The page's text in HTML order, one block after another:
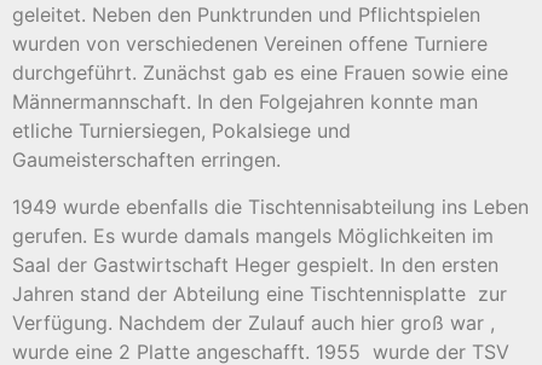
geleitet. Neben den Punktrunden und Pflichtspielen
wurden von verschiedenen Vereinen offene Turniere
durchgeführt. Zunächst gab es eine Frauen sowie eine
Männermannschaft. In den Folgejahren konnte man
etliche Turniersiegen, Pokalsiege und
Gaumeisterschaften erringen.
1949 wurde ebenfalls die Tischtennisabteilung ins Leben
gerufen. Es wurde damals mangels Möglichkeiten im
Saal der Gastwirtschaft Heger gespielt. In den ersten
Jahren stand der Abteilung eine Tischtennisplatte zur
Verfügung. Nachdem der Zulauf auch hier groß war ,
wurde eine 2 Platte angeschafft. 1955 wurde der TSV